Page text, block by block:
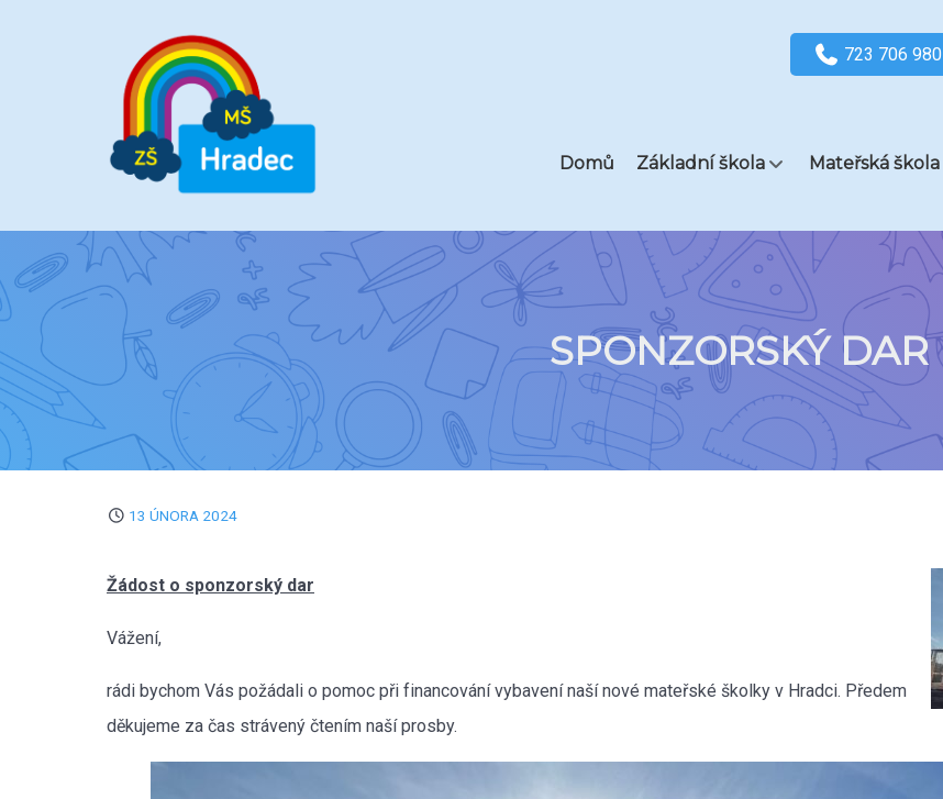
723 706 980
Domů Základní škola Mateřská škola
SPONZORSKÝ DAR
13 ÚNORA 2024
Žádost o sponzorský dar
Vážení,
rádi bychom Vás požádali o pomoc při financování vybavení naší nové mateřské školky v Hradci. Předem
děkujeme za čas strávený čtením naší prosby.